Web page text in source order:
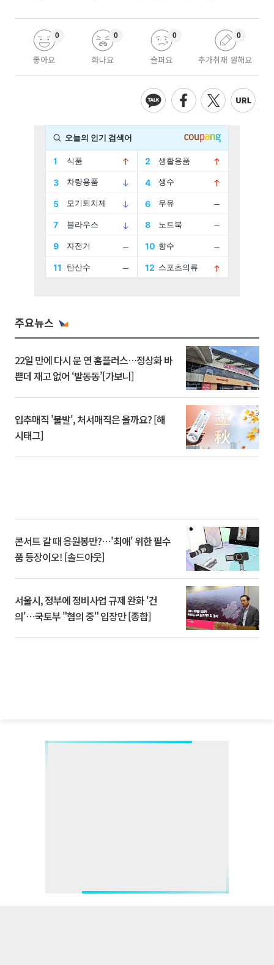
좋아요
0
화나요
0
슬퍼요
0
추가취재 원해요
0
주요뉴스
22일 만에 다시 문 연 홈플러스…정상화 바
쁜데 재고 없어 ‘발동동’[가보니]
입추매직 '불발', 처서매직은 올까요? [해
시태그]
콘서트 갈 때 응원봉만?⋯'최애' 위한 필수
품 등장이오! [솔드아웃]
서울시, 정부에 정비사업 규제 완화 '건
의'⋯국토부 "협의 중" 입장만 [종합]